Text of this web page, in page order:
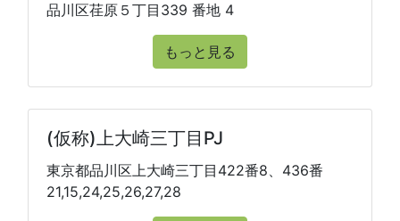
品川区荏原５丁目339 番地 4
もっと見る
(仮称)上大崎三丁目PJ
東京都品川区上大崎三丁目422番8、436番
21,15,24,25,26,27,28